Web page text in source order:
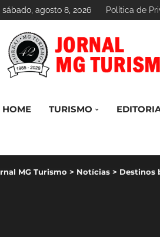
sábado, agosto 8, 2026 Política de
HOME TURISMO
MG Turismo > Notícias > Destinos